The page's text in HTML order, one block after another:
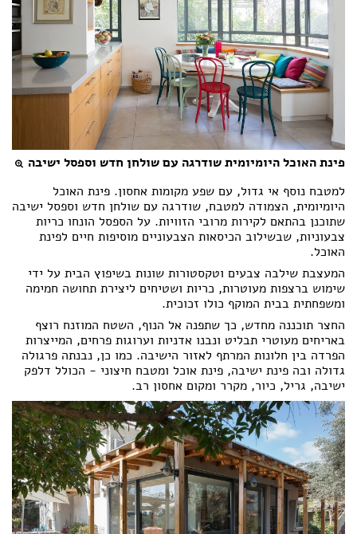
פינת האוכל היומיומית שודרגה עם שולחן חדש וספסל ישיבה
למטבח נוסף אי גדול, עם שפע מקומות אחסון. פינת האוכל
היומיומית, הצמודה למטבח, שודרגה עם שולחן חדש וספסל ישיבה
שתוכנן בהתאם לקירות מרובי הזוויות. על הספסל הונחו כריות
צבעוניות, שבשילוב הכיסאות הצבעוניים מוסיפות חיים לפינת
האוכל.
המעצבת שילבה צבעים וטקסטורות שונות בשיפוץ הבית על ידי
שימוש ברצפות מעוטרות, כריות ושטיחים ליצירת תחושה חמימה
ומשפחתית בבית המוקף כולו זכוכית.
החצר תוכננה מחדש, כך שתפנה אל הנוף, השטח המוזנח רוצף
באריחים מעוטרי תבליט ונבנו אדניות וערוגות פרחים, המייצרות
הפרדה בין חלונות המרתף לאזור הישיבה. כמו כן, נבנתה פרגולה
גדולה ובה פינת ישיבה, פינת אוכל ומטבח חיצוני - הכולל דלפק
ישיבה, גריל, כיור, מקרר ומקום אחסון רב.